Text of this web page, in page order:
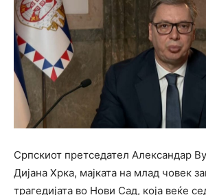
Српскиот претседател Александар
Дијана Хрка, мајката на млад човек
трагедијата во Нови Сад, која веќе